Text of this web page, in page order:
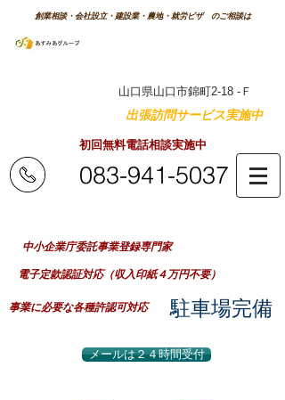
創業相談・会社設立・建設業・農地・就労ビザ のご相談は
山口県山口市錦町2-18 -Ｆ
出張訪問サービス実施中！
初回無料電話相談実施中
​中小企業庁委託事業登録専門家
083-941-5037
電子定款認証対応（収入印紙４万円不要）
​駐車場完備
事業に必要な各種許認可対応
メールは２４時間受付